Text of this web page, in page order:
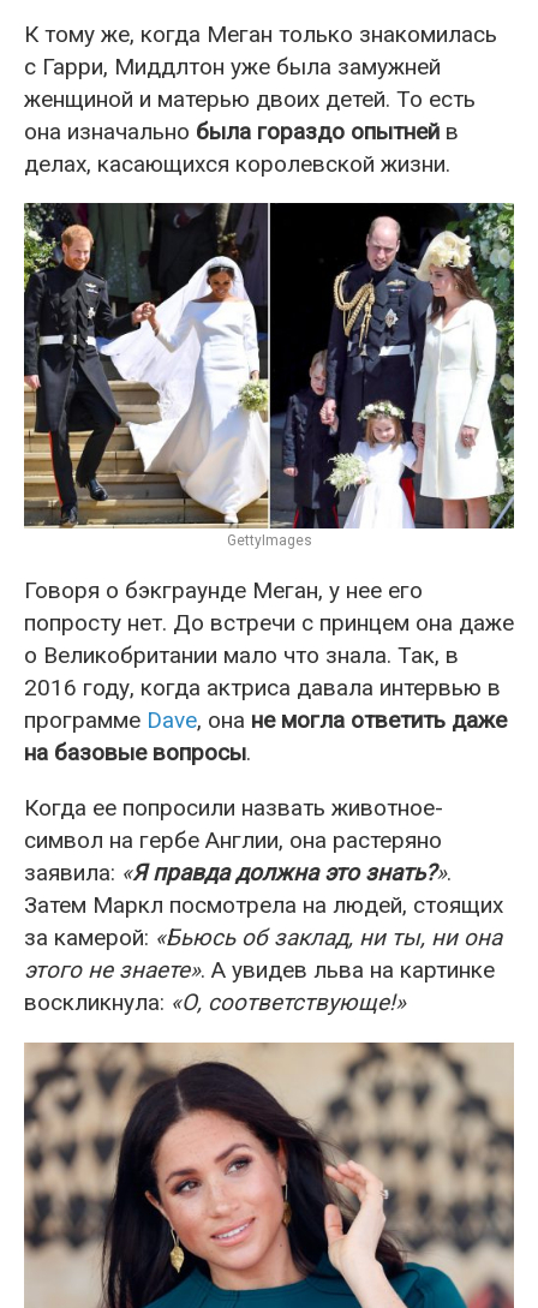
К тому же, когда Меган только знакомилась
с Гарри, Миддлтон уже была замужней
женщиной и матерью двоих детей. То есть
она изначально была гораздо опытней в
делах, касающихся королевской жизни.
GettyImages
Говоря о бэкграунде Меган, у нее его
попросту нет. До встречи с принцем она даже
о Великобритании мало что знала. Так, в
2016 году, когда актриса давала интервью в
программе Dave, она не могла ответить даже
на базовые вопросы.
Когда ее попросили назвать животное-
символ на гербе Англии, она растеряно
заявила: «Я правда должна это знать?».
Затем Маркл посмотрела на людей, стоящих
за камерой: «Бьюсь об заклад, ни ты, ни она
этого не знаете». А увидев льва на картинке
воскликнула: «О, соответствующе!»